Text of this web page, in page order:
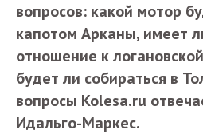
вопросов: какой мотор
капотом Арканы, имеет
отношение к
будет ли собираться в
вопросы Kolesa.ru
Идальго-Маркес.